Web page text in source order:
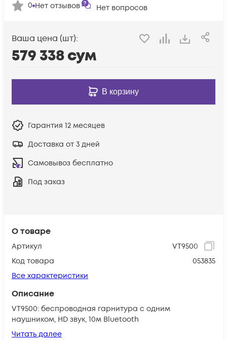
О товаре
Артикул
VT9500
Код товара
053835
Все характеристики
Описание
VT9500: беспроводная гарнитура с одним
наушником, HD звук, 10м Bluetooth
Читать далее
0 Нет отзывов Нет вопросов
Ваша цена (шт):
579 338сум
В корзину
Гарантия 12 месяцев
Доставка от 3 дней
Самовывоз бесплатно
Под заказ